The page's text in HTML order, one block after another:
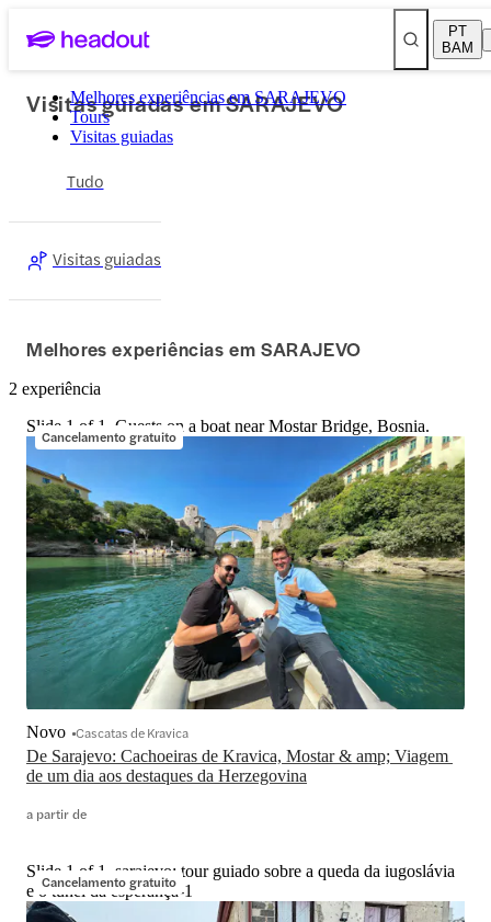
PT
BAM
Melhores experiências em SARAJEVO
Tours
Visitas guiadas
Visitas guiadas em SARAJEVO
Tudo
Visitas guiadas
Melhores experiências em SARAJEVO
2 experiência
Cancelamento gratuito
Slide 1 of 1, Guests on a boat near Mostar Bridge, Bosnia.
De Sarajevo: Cachoeiras de Kravica, Mostar & amp; Viagem
de um dia aos destaques da Herzegovina
Novo Cascatas de Kravica
a partir de
Cancelamento gratuito
Slide 1 of 1, sarajevo: tour guiado sobre a queda da iugoslávia
e o túnel da esperança-1